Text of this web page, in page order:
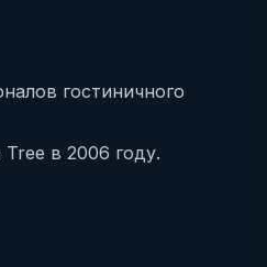
гостиничного
в 2006 году.